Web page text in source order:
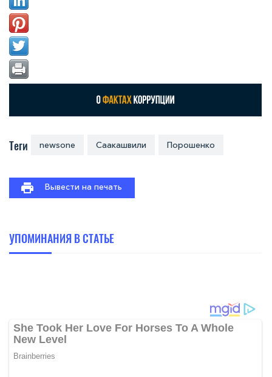
Теги newsone Саакашвили Порошенко
Вывести на печать
УПОМИНАНИЯ В СТАТЬЕ